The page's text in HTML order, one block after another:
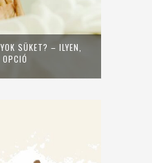
SÜKET? – ILYEN,